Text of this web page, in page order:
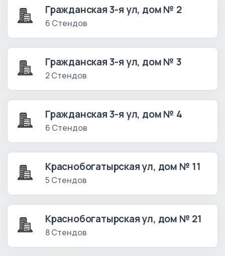
Гражданская 3-я ул, дом № 2
6 Стендов
Гражданская 3-я ул, дом № 3
2 Стендов
Гражданская 3-я ул, дом № 4
6 Стендов
Краснобогатырская ул, дом № 11
5 Стендов
Краснобогатырская ул, дом № 21
8 Стендов